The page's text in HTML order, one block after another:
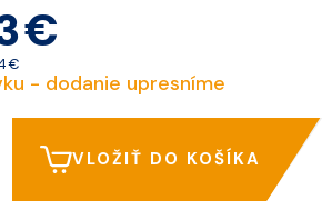
€
€
- dodanie upresníme
VLOŽIŤ DO KOŠÍKA